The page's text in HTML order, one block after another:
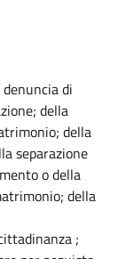
di
della
della
separazione
o della
della
;